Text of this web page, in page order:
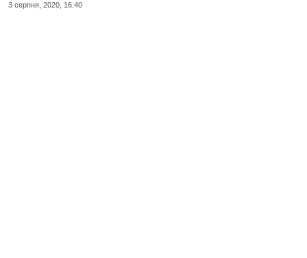
3 серпня, 2020, 16:40